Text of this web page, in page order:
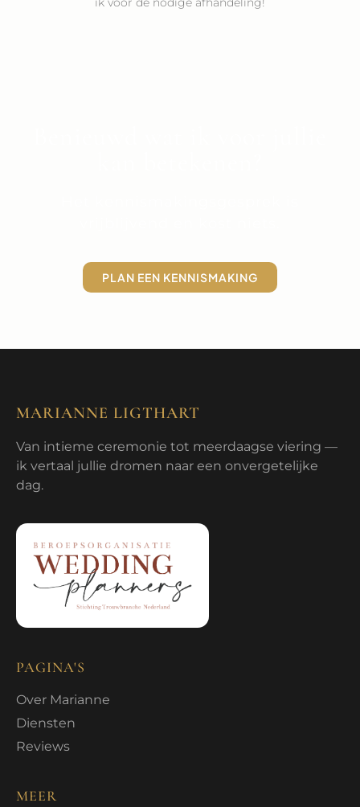
PLAN EEN KENNISMAKING
MARIANNE LIGTHART
Van intieme ceremonie tot meerdaagse viering —
ik vertaal jullie dromen naar een onvergetelijke
dag.
PAGINA'S
Over Marianne
Diensten
Reviews
MEER